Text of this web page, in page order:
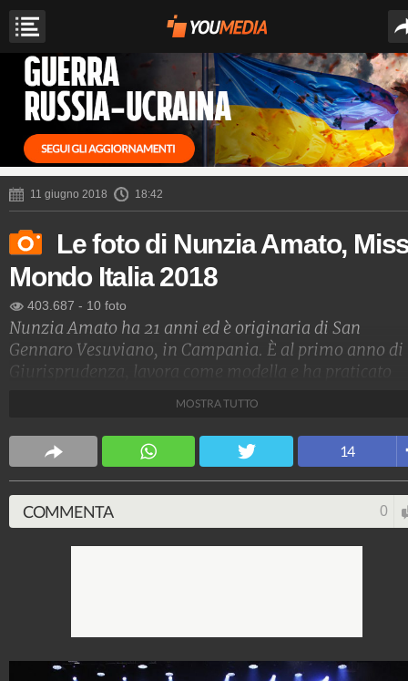
11 giugno 2018 18:42
Le foto di Nunzia Amato,
Mondo Italia 2018
403.687 - 10 foto
Nunzia Amato ha 21 anni ed è originaria di San
Gennaro Vesuviano, in Campania. È al primo anno di
Giurisprudenza, lavora come modella e ha praticato
nostro Paese alla finale in Cina.
4.053.353.367-9.454 video-76.076 foto
MOSTRA TUTTO
14
COMMENTA 0